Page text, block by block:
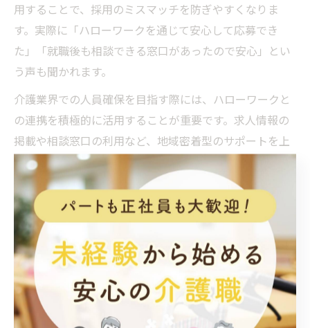
用することで、採用のミスマッチを防ぎやすくなりま
す。実際に「ハローワークを通じて安心して応募でき
た」「就職後も相談できる窓口があったので安心」とい
う声も聞かれます。
介護業界での人員確保を目指す際には、ハローワークと
の連携を積極的に活用することが重要です。求人情報の
掲載や相談窓口の利用など、地域密着型のサポートを上
手に取り入れましょう。
働きやすさを叶える人員確保のコ
ツ
介護人員確保で重視すべき働きやすさとは